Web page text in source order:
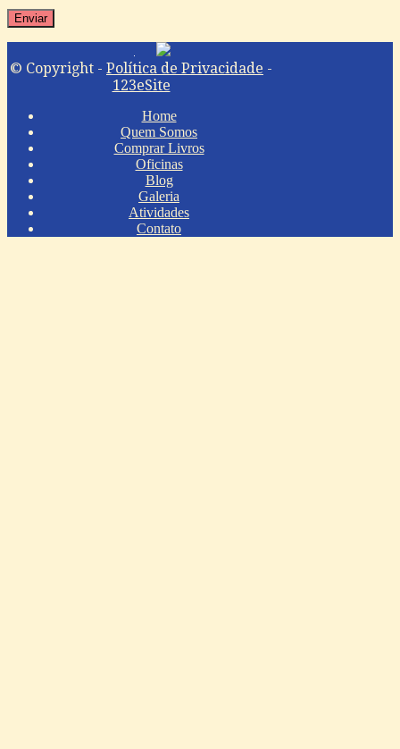
© Copyright - Política de Privacidade -
123eSite
Home
Quem Somos
Comprar Livros
Oficinas
Blog
Galeria
Atividades
Contato